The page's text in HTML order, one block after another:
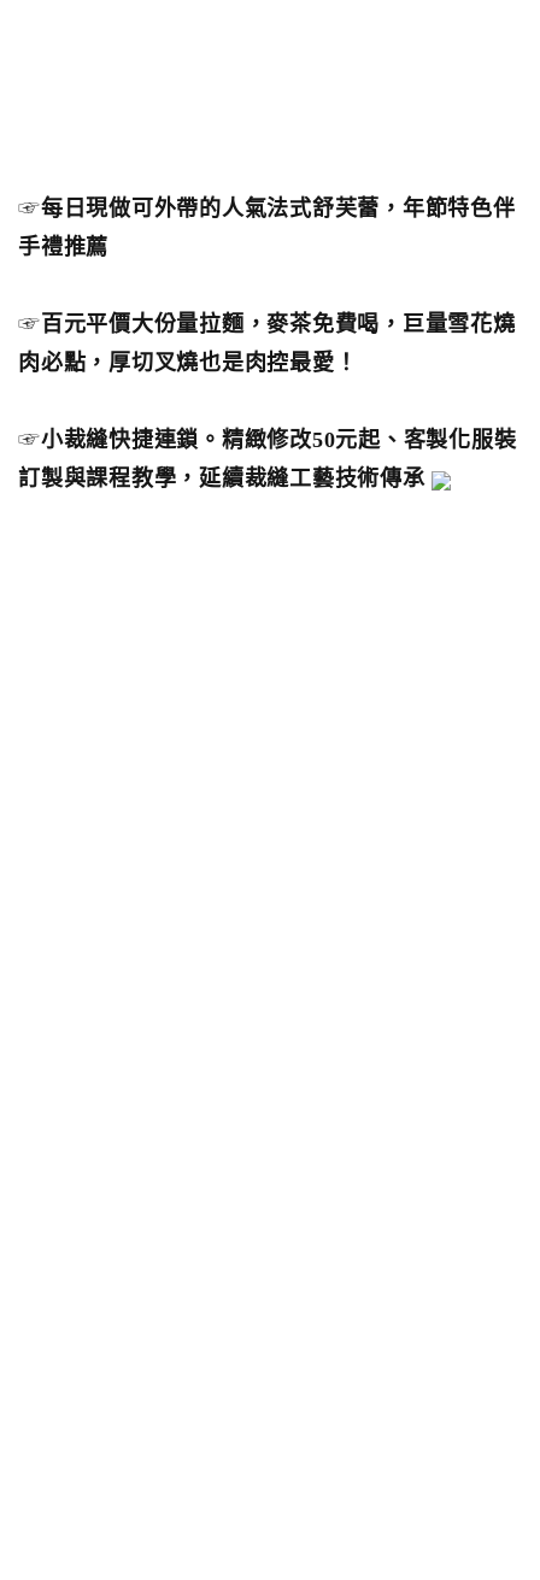
☞每日現做可外帶的人氣法式舒芙蕾，年節特色伴
手禮推薦
☞ 百元平價大份量拉麵，麥茶免費喝，巨量雪花燒
肉必點，厚切叉燒也是肉控最愛！
☞小裁縫快捷連鎖。精緻修改50元起、客製化服裝
訂製與課程教學，延續裁縫工藝技術傳承